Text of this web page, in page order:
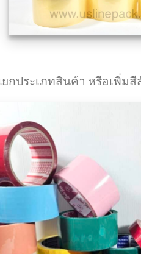
กประเภทสินค้า หรือเพิ่ม